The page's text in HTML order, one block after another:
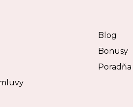
Blog
Bonusy
Poradňa